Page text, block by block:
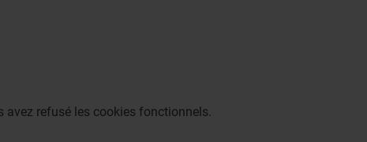
avez refusé les cookies fonctionnels.